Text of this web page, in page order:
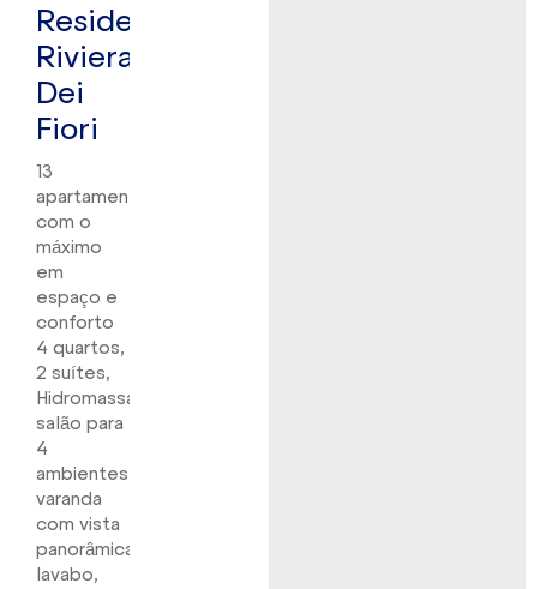
Residencial
Riviera
Dei
Fiori
13
apartamentos
com o
máximo
em
espaço e
conforto
4 quartos,
2 suítes,
Hidromassagem,
salão para
4
ambientes
varanda
com vista
panorâmica,
lavabo,